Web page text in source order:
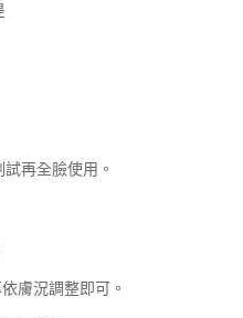
再全臉使用。
膚況調整即可。